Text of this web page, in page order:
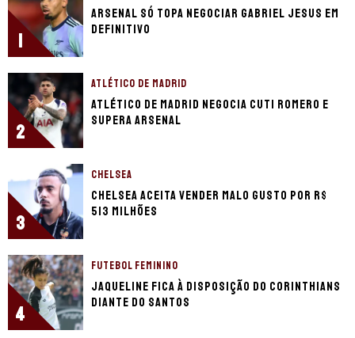
1
Arsenal só topa negociar Gabriel Jesus em
definitivo
2
ATLÉTICO DE MADRID
Atlético de Madrid negocia Cuti Romero e
supera Arsenal
3
CHELSEA
Chelsea aceita vender Malo Gusto por R$
513 milhões
4
FUTEBOL FEMININO
Jaqueline fica à disposição do Corinthians
diante do Santos